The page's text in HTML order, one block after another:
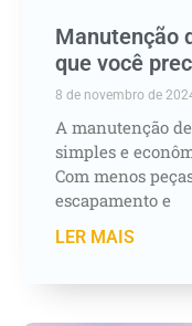
Manutenção
que você
8 de novembro de
A manutenção
simples e
Com menos
escapamento e
LER MAIS